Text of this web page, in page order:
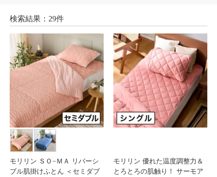
検索結果：29件
モリリン ＳＯ−ＭＡ リバーシ
ブル肌掛けふとん ＜セミダブ
モリリン 優れた温度調整力＆
とろとろの肌触り！ サーモア